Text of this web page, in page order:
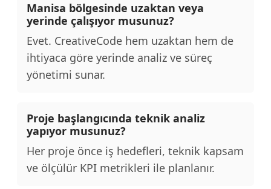
Manisa bölgesinde uzaktan veya
yerinde çalışıyor musunuz?
Evet. CreativeCode hem uzaktan hem de
ihtiyaca göre yerinde analiz ve süreç
yönetimi sunar.
Proje başlangıcında teknik analiz
yapıyor musunuz?
Her proje önce iş hedefleri, teknik kapsam
ve ölçülür KPI metrikleri ile planlanır.